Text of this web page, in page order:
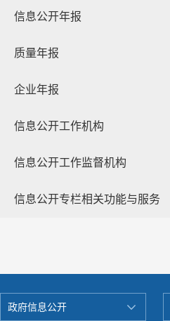
信息公开年报
质量年报
企业年报
信息公开工作机构
信息公开工作监督机构
信息公开专栏相关功能与服务
政府信息公开